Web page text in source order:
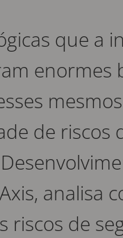
que a
enormes
de riscos
riscos de